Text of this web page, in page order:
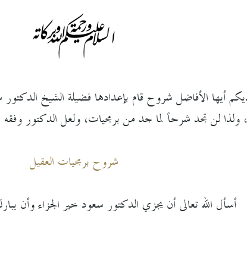
أيها الأفاضل شروح قام بإعدادها فضيلة الشيخ الدكتور
لن تجد شرحاً لما جد من برمجيات، ولعل الدكتور
شروح برمجيات العقيل
أسأل الله تعالى أن يجزي الدكتور سعود خير الجزاء وأن